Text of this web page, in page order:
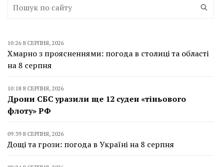
10:26 8 СЕРПНЯ, 2026
Хмарно з проясненнями: погода в столиці та області
на 8 серпня
10:18 8 СЕРПНЯ, 2026
Дрони СБС уразили ще 12 суден «тіньового
флоту» РФ
09:39 8 СЕРПНЯ, 2026
Дощі та грози: погода в Україні на 8 серпня